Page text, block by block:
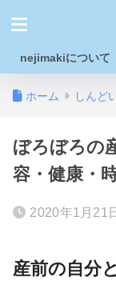
nejimakiについて
ホーム しんど
ぼろぼろの
容・健康・
2020年1月21
産前の自分